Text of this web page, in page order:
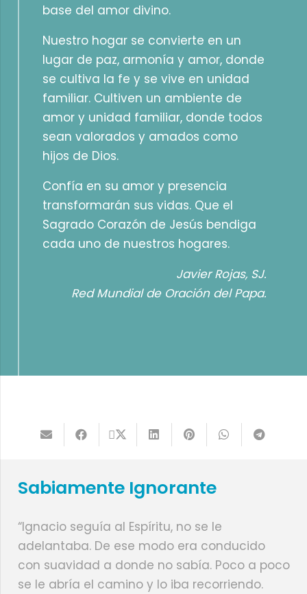
base del amor divino.
Nuestro hogar se convierte en un
lugar de paz, armonía y amor, donde
se cultiva la fe y se vive en unidad
familiar. Cultiven un ambiente de
amor y unidad familiar, donde todos
sean valorados y amados como
hijos de Dios.
Confía en su amor y presencia
transformarán sus vidas. Que el
Sagrado Corazón de Jesús bendiga
cada uno de nuestros hogares.
Javier Rojas, SJ.
Red Mundial de Oración del Papa.
Sabiamente Ignorante
“Ignacio seguía al Espíritu, no se le
adelantaba. De ese modo era conducido
con suavidad a donde no sabía. Poco a poco
se le abría el camino y lo iba recorriendo.